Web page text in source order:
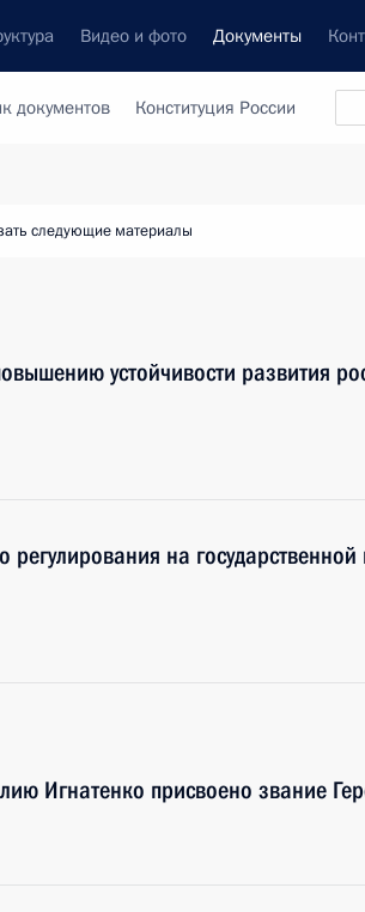
Видео и фото Документы
документов Конституция России
следующие материалы
устойчивости развития
регулирования на государственной
Игнатенко присвоено звание